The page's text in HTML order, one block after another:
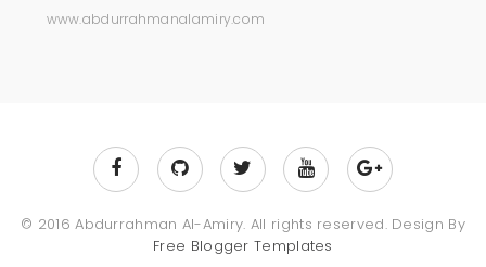
www.abdurrahmanalamiry.com
© 2016 Abdurrahman Al-Amiry. All rights reserved. Design By
Free Blogger Templates